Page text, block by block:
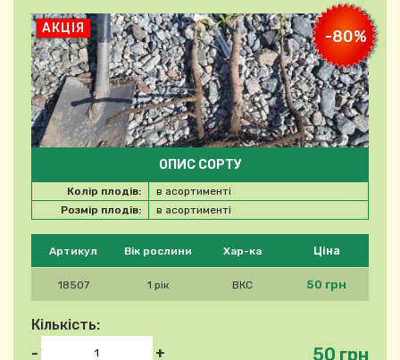
АКЦІЯ -80%
Будь ласка, виберіть продукт
Артикул Вік рослини Хар-ка Ціна
18507 1 рік ВКС 50 грн
Кількість:
-
+ 50 грн
ОПИС СОРТУ
Колір плодів:
в асортименті
Розмір плодів:
в асортименті